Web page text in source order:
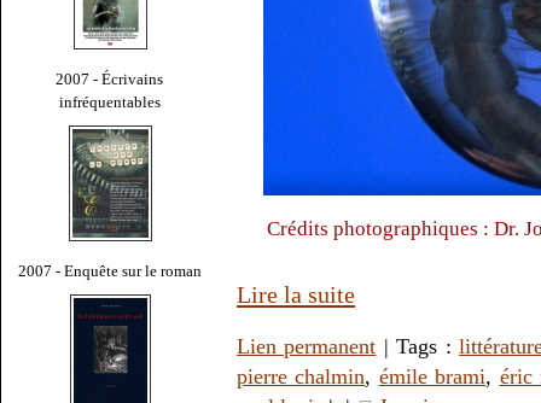
2007 - Écrivains
infréquentables
2007 - Enquête sur le roman
Crédits photographiques : Dr.
Lire la suite
Lien permanent | Tags :
pierre chalmin, émile brami, éric